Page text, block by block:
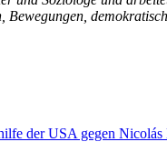
Bewegungen,
der USA gegen